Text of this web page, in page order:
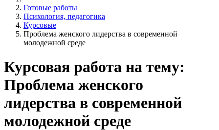
Готовые работы
Психология, педагогика
Курсовые
Проблема женского лидерства в современной
молодежной среде
Курсовая работа на тему:
Проблема женского
лидерства в современной
молодежной среде